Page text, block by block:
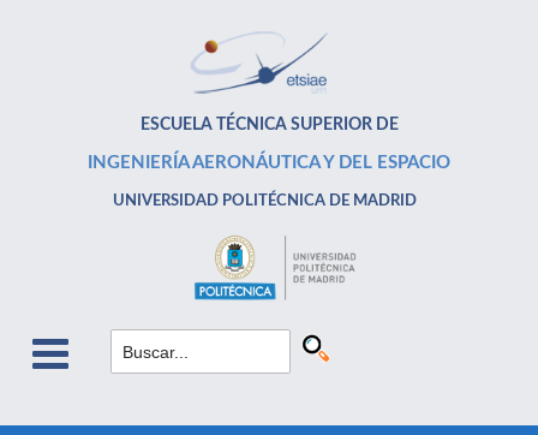
ESCUELA TÉCNICA SUPERIOR DE
INGENIERÍA AERONÁUTICA Y DEL ESPACIO
UNIVERSIDAD POLITÉCNICA DE MADRID